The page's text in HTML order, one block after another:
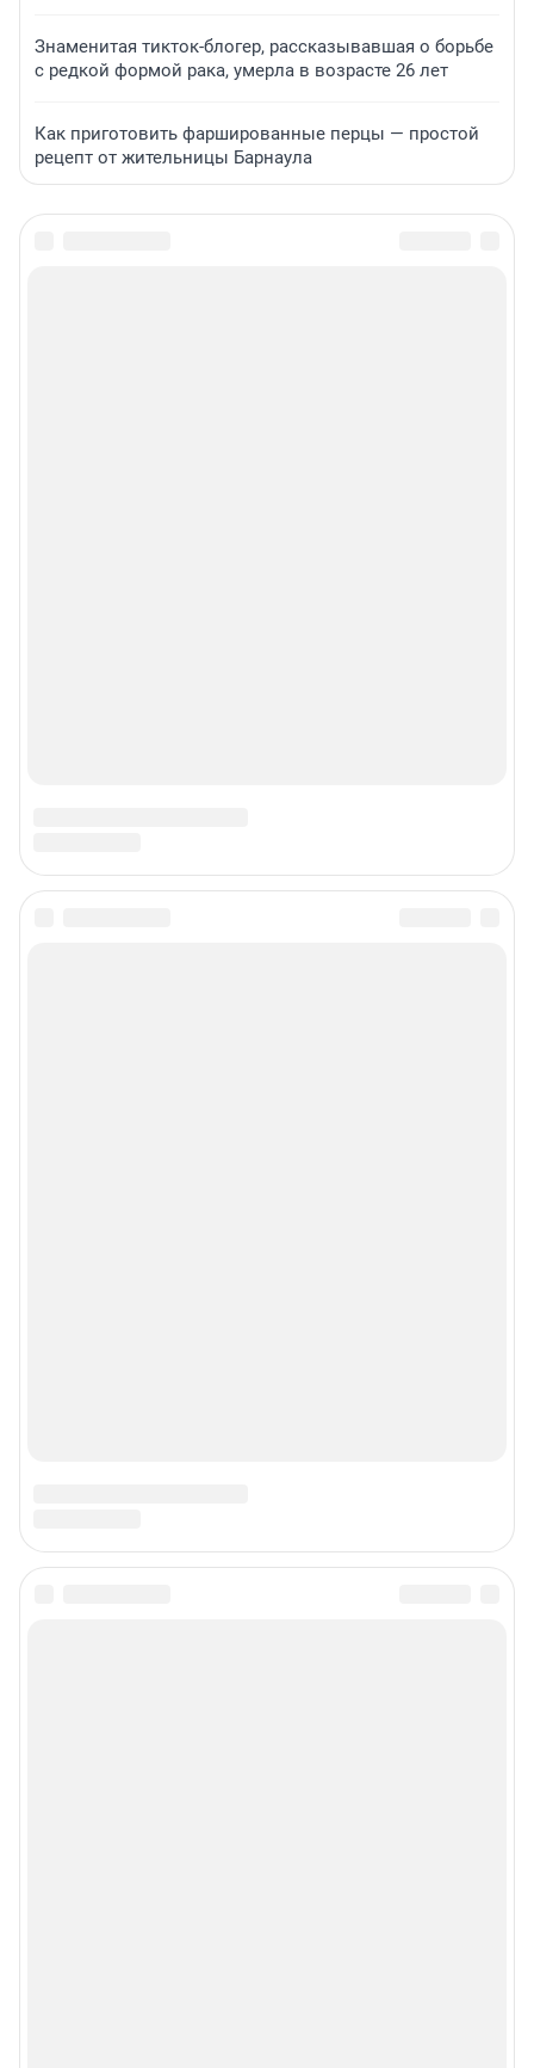
Знаменитая тикток-блогер, рассказывавшая о борьбе
с редкой формой рака, умерла в возрасте 26 лет
Как приготовить фаршированные перцы — простой
рецепт от жительницы Барнаула